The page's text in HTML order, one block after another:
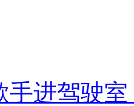
手进驾驶